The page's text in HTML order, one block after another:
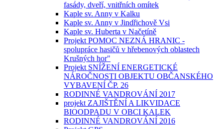
fasády, dveří, vnitřních omítek
Kaple sv. Anny v Kalku
Kaple sv. Anny v Jindřichově Vsi
Kaple sv. Huberta v Načetíně
Projekt POMOC NEZNÁ HRANIC -
spolupráce hasičů v hřebenových oblastech
Krušných hor"
Projekt SNÍŽENÍ ENERGETICKÉ
NÁROČNOSTI OBJEKTU OBČANSKÉHO
VYBAVENÍ ČP. 26
RODINNÉ VANDROVÁNÍ 2017
projekt ZAJIŠTĚNÍ A LIKVIDACE
BIOODPADU V OBCI KALEK
RODINNÉ VANDROVÁNÍ 2016